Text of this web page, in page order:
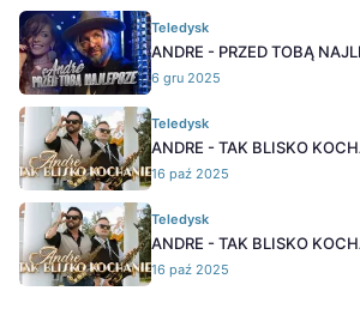
Teledysk
ANDRE - PRZED TOBĄ
6 gru 2025
Teledysk
ANDRE - TAK BLISKO
16 paź 2025
Teledysk
ANDRE - TAK BLISKO
16 paź 2025